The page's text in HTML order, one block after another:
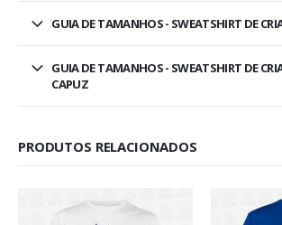
GUIA DE TAMANHOS - SWEATSHIRT DE
GUIA DE TAMANHOS - SWEATSHIRT DE
CAPUZ
PRODUTOS RELACIONADOS